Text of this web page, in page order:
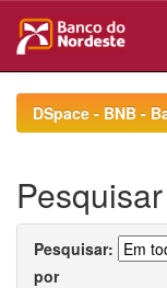
navigationDSpace - BNB -
Pesquisar
Pesquisar:
por